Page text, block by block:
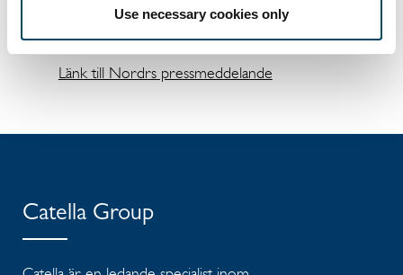
Use necessary cookies only
Advokatfirman TM Partners. Köparens
rådgivare var Advokatfirman Nordia.
Länk till Nordrs pressmeddelande
Catella Group